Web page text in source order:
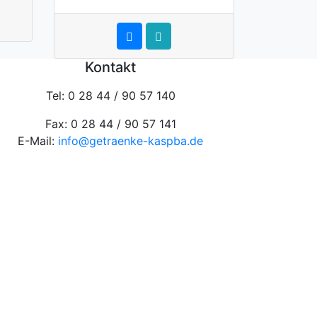
Kontakt
Tel: 0 28 44 / 90 57 140
Fax: 0 28 44 / 90 57 141
E-Mail: info@getraenke-kaspba.de